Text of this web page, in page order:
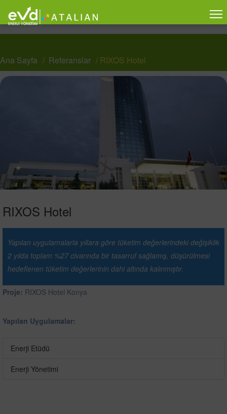
Ana Sayfa Referanslar RIXOS Hotel
RIXOS Hotel
Yapılan uygulamalarla yıllara göre tüketim değerlerindeki değişiklik
2 yılda toplam %27 civarında bir tasarruf sağlamış, düşürülmesi
hedeflenen tüketim değerlerinin dahi altında kalınmıştır.
Proje: RIXOS Hotel Konya
Yapılan Uygulamalar:
Enerji Etüdü
Enerji Yönetimi